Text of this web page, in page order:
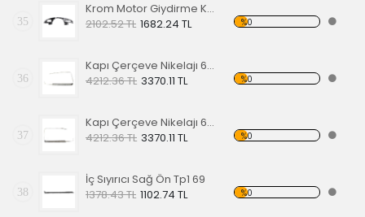
35
Krom Motor Giydirme Kapağı
2102.52 TL 1682.24 TL %0
36
Kapı Çerçeve Nikelajı 65 Sol Ön
4212.36 TL 3370.11 TL %0
37
Kapı Çerçeve Nikelajı 65 Sağ Ön
4212.36 TL 3370.11 TL %0
38
İç Sıyırıcı Sağ Ön Tp1 69
1378.43 TL 1102.74 TL %0